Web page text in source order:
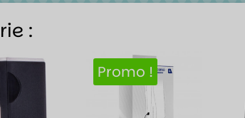
:
Promo !